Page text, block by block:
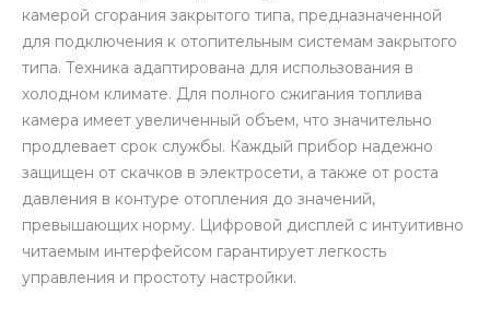
камерой сгорания закрытого типа, предназначенной
для подключения к отопительным системам закрытого
типа. Техника адаптирована для использования в
холодном климате. Для полного сжигания топлива
камера имеет увеличенный объем, что значительно
продлевает срок службы. Каждый прибор надежно
защищен от скачков в электросети, а также от роста
давления в контуре отопления до значений,
превышающих норму. Цифровой дисплей с интуитивно
читаемым интерфейсом гарантирует легкость
управления и простоту настройки.